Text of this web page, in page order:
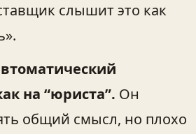
слышит это как
на “юриста”. Он
общий смысл, но плохо